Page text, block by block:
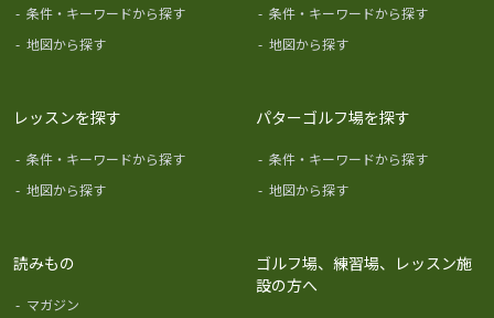
- 条件・キーワードから探す
- 地図から探す
- 条件・キーワードから探す
- 地図から探す
レッスンを探す
- 条件・キーワードから探す
- 地図から探す
パターゴルフ場を探す
- 条件・キーワードから探す
- 地図から探す
読みもの
- マガジン
ゴルフ場、練習場、レッスン施
設の方へ